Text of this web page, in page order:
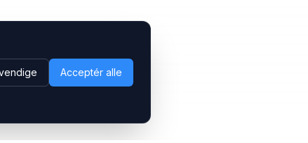
Acceptér alle